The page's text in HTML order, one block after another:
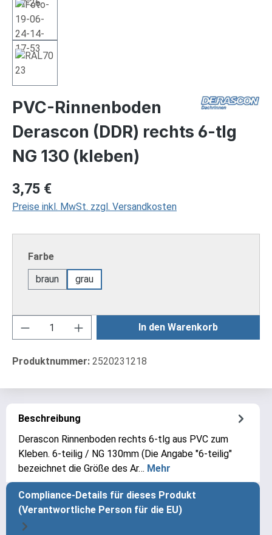
PVC-Rinnenboden
Derascon (DDR) rechts 6-tlg
NG 130 (kleben)
Regulärer Preis:
3,75 €
Preise inkl. MwSt. zzgl. Versandkosten
Farbeauswählen
braun
grau
Produkt Anzahl: Gib den gewünschten
In den Warenkorb
Produktnummer: 2520231218
Beschreibung
Derascon Rinnenboden rechts 6-tlg aus PVC zum
Kleben. 6-teilig / NG 130mm (Die Angabe "6-teilig"
bezeichnet die Größe des Ar… Mehr
Compliance-Details für dieses Produkt
(Verantwortliche Person für die EU)